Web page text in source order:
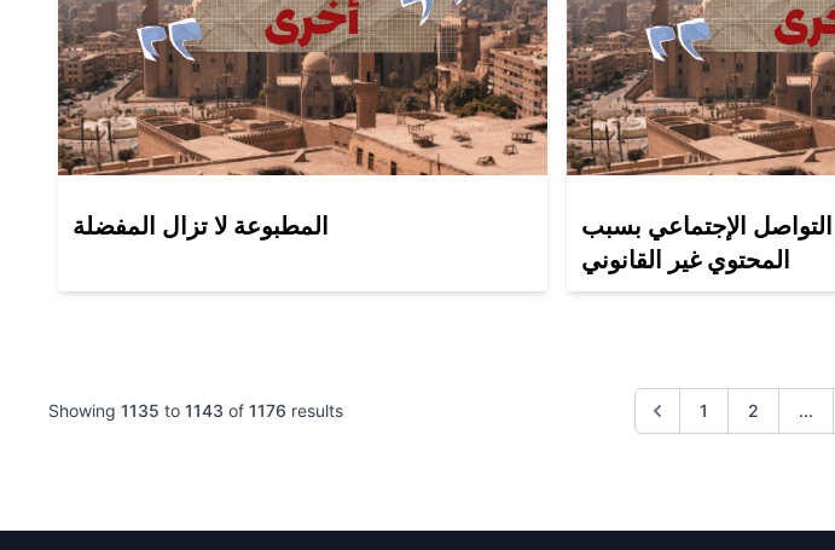
المطبوعة لا تزال المفضلة
التواصل الإجتماعي بسبب
المحتوي غير القانوني
Showing 1135 to 1143 of 1176 results 1 2 ...